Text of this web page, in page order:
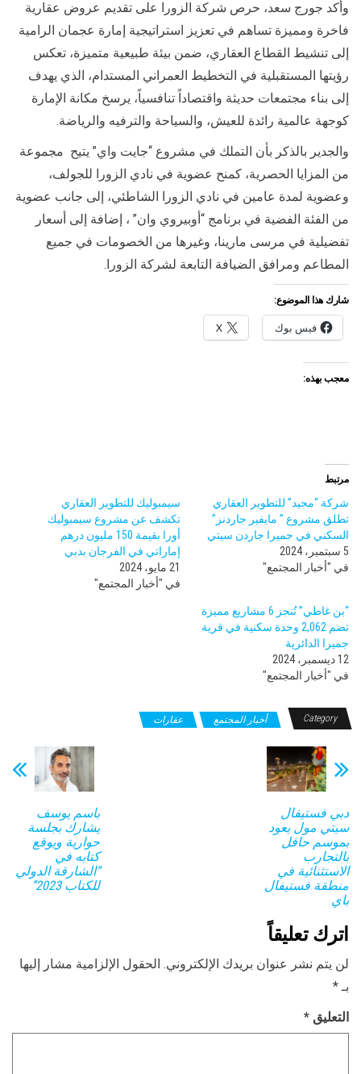
وأكد جورج سعد، حرص شركة الزورا على تقديم عروض عقارية
فاخرة ومميزة تساهم في تعزيز استراتيجية إمارة عجمان الرامية
إلى تنشيط القطاع العقاري، ضمن بيئة طبيعية متميزة، تعكس
رؤيتها المستقبلية في التخطيط العمراني المستدام، الذي يهدف
إلى بناء مجتمعات حديثة واقتصاداً تنافسياً، يرسخ مكانة الإمارة
كوجهة عالمية رائدة للعيش، والسياحة والترفيه والرياضة.
والجدير بالذكر بأن التملك في مشروع “جايت واي” يتيح مجموعة
من المزايا الحصرية، كمنح عضوية في نادي الزورا للجولف،
وعضوية لمدة عامين في نادي الزورا الشاطئي، إلى جانب عضوية
من الفئة الفضية في برنامج “أوبيروي وان” ، إضافة إلى أسعار
تفضيلية في مرسى مارينا، وغيرها من الخصومات في جميع
المطاعم ومرافق الضيافة التابعة لشركة الزورا.
شارك هذا الموضوع:
فيس بوك X
معجب بهذه:
مرتبط
شركة “مجيد” للتطوير العقاري
تطلق مشروع ” مايفير جاردنز”
السكني في جميرا جاردن سيتي
5 سبتمبر، 2024
في "أخبار المجتمع"
سيمبوليك للتطوير العقاري
تكشف عن مشروع سيمبوليك
أورا بقيمة 150 مليون درهم
إماراتي في الفرجان بدبي
21 مايو، 2024
في "أخبار المجتمع"
“بن غاطي” تُنجز 6 مشاريع مميزة
تضم 2,062 وحدة سكنية في قرية
جميرا الدائرية
12 ديسمبر، 2024
في "أخبار المجتمع"
Category أخبار المجتمع عقارات
باسم يوسف
يشارك بجلسة
حوارية ويوقع
كتابه في
“الشارقة الدولي
للكتاب 2023”
دبي فستيفال
سيتي مول يعود
بموسم حافل
بالتجارب
الاستثنائية في
منطقة فستيفال
باي
اترك تعليقاً
لن يتم نشر عنوان بريدك الإلكتروني. الحقول الإلزامية مشار إليها
بـ *
التعليق *